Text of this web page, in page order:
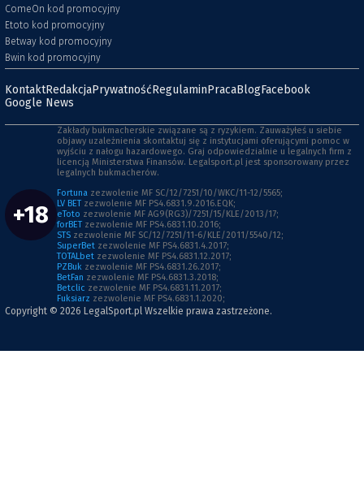
ComeOn kod promocyjny
Etoto kod promocyjny
Betway kod promocyjny
Bwin kod promocyjny
KontaktRedakcjaPrywatnośćRegulaminPracaBlogFacebook
Google News
+18
Zakłady bukmacherskie związane są z ryzykiem. Zauważyłeś u siebie
objawy uzależnienia skontaktuj się z instytucjami oferującymi pomoc w
wyjściu z nałogu hazardowego. Graj odpowiedzialnie u legalnych firm z
licencją Ministerstwa Finansów. Legalsport.pl jest sponsorowany przez
legalnych bukmacherów.
Fortuna zezwolenie MF SC/12/7251/10/WKC/11-12/5565;
LV BET zezwolenie MF PS4.6831.9.2016.EQK;
eToto zezwolenie MF AG9(RG3)/7251/15/KLE/2013/17;
forBET zezwolenie MF PS4.6831.10.2016;
STS zezwolenie MF SC/12/7251/11-6/KLE/2011/5540/12;
SuperBet zezwolenie MF PS4.6831.4.2017;
TOTALbet zezwolenie MF PS4.6831.12.2017;
PZBuk zezwolenie MF PS4.6831.26.2017;
BetFan zezwolenie MF PS4.6831.3.2018;
Betclic zezwolenie MF PS4.6831.11.2017;
Fuksiarz zezwolenie MF PS4.6831.1.2020;
Copyright © 2026 LegalSport.pl Wszelkie prawa zastrzeżone.